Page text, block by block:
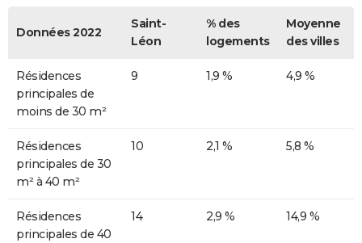
Données 2022
Saint-
Léon
% des
logements
Moyenne
des villes
Résidences
principales de
moins de 30 m²
9 1,9 % 4,9 %
Résidences
principales de 30
m² à 40 m²
10 2,1 % 5,8 %
Résidences
principales de 40
14 2,9 % 14,9 %